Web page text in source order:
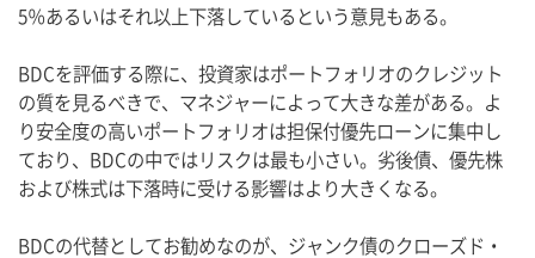
5％あるいはそれ以上下落しているという意見もある。
BDCを評価する際に、投資家はポートフォリオのクレジット
の質を見るべきで、マネジャーによって大きな差がある。よ
り安全度の高いポートフォリオは担保付優先ローンに集中し
ており、BDCの中ではリスクは最も小さい。劣後債、優先株
および株式は下落時に受ける影響はより大きくなる。
BDCの代替としてお勧めなのが、ジャンク債のクローズド・